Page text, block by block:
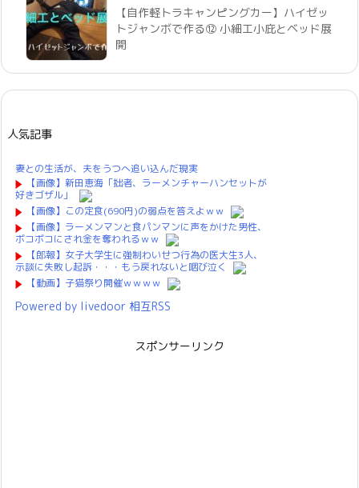
【自作軽トラキャンピングカー】ハイゼッ
トジャンボで作る⑫ 小細工小庇とベッド展
開
人気記事
妻との生活が、夫をうつへ追い込んだ現実
【画像】新田恵海「拙者、ラーメンチャーハンセットが
好きゴザル」
【画像】この定食(690円)の弱点を答えよｗｗ
【画像】ラーメンマンと食パンマンに声をかけた男性、
ボコボコにされ金を奪われるｗｗ
【郎報】女子大学生に強制わいせつ行為の医大生3人、
示談に失敗し起訴・・・もう戻れないと咽び泣く
【動画】子猫祭り開催ｗｗｗｗ
Powered by livedoor 相互RSS
スポンサーリンク